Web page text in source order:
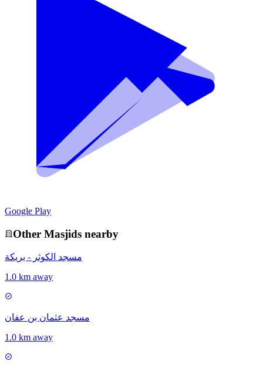
Google Play
Other Masjids nearby
مسجد الكوثر - بريكة
1.0 km away
مسجد عثمان بن عفان
1.0 km away